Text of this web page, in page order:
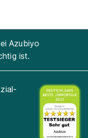
Azubiyo
ist.